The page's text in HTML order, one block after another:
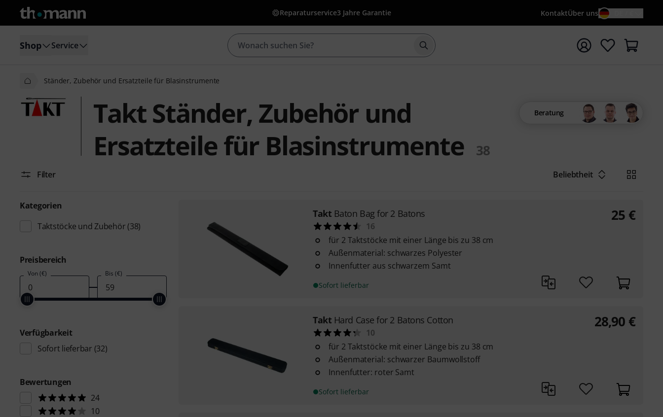
Reparaturservice3 Jahre Garantie KontaktÜber uns
Shop Service Suche mit Suchwort {searchTerm} starten
Ständer, Zubehör und Ersatzteile für Blasinstrumente
Takt Ständer, Zubehör und
Ersatzteile für Blasinstrumente
38
Beratung
Filter Beliebtheit
Kategorien
Taktstöcke und Zubehör (38)
Preisbereich
Von (€) Bis (€)
Verfügbarkeit
Sofort lieferbar (32)
Bewertungen
24
10
Takt Baton Bag for 2 Batons
16
für 2 Taktstöcke mit einer Länge bis zu 38 cm
Außenmaterial: schwarzes Polyester
Innenfutter aus schwarzem Samt
Sofort lieferbar
25 €
Takt Hard Case for 2 Batons Cotton
10
für 2 Taktstöcke mit einer Länge bis zu 38 cm
Außenmaterial: schwarzer Baumwollstoff
Innenfutter: roter Samt
Sofort lieferbar
28,90 €